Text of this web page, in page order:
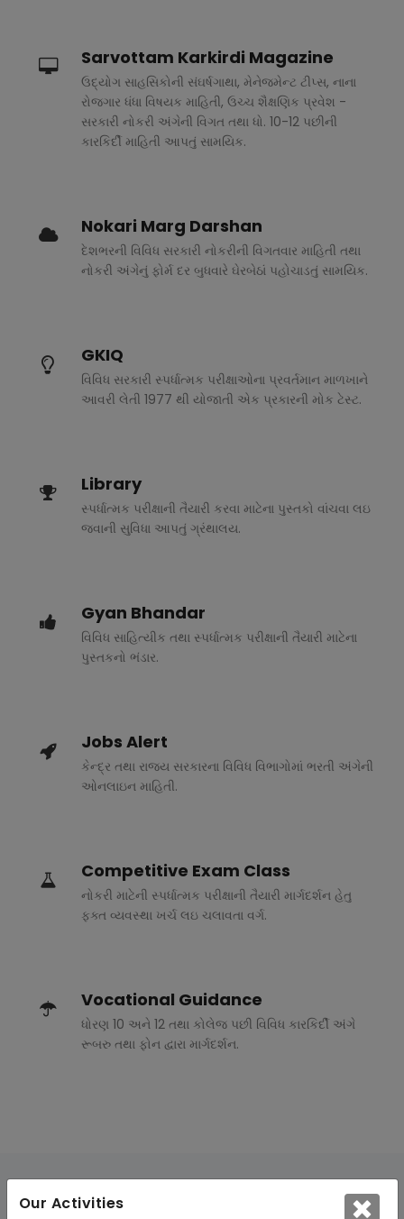
Our Activities
Sarvottam Karkirdi Magazine
ઉદ્યોગ સાહસિકોની સંઘર્ષગાથા, મેનેજમેન્ટ ટીપ્સ, નાના
રોજગાર ધંધા વિષયક માહિતી, ઉચ્ચ શૈક્ષણિક પ્રવેશ -
સરકારી નોકરી અંગેની વિગત તથા ધો. 10-12 પછીની
કારકિર્દી માહિતી આપતું સામયિક.
Nokari Marg Darshan
દેશભરની વિવિધ સરકારી નોકરીની વિગતવાર માહિતી તથા
નોકરી અંગેનું ફોર્મ દર બુધવારે ઘેરબેઠાં પહોચાડતું સામયિક.
GKIQ
વિવિધ સરકારી સ્પર્ધાત્મક પરીક્ષાઓના પ્રવર્તમાન માળખાને
આવરી લેતી 1977 થી યોજાતી એક પ્રકારની મોક ટેસ્ટ.
Library
સ્પર્ધાત્મક પરીક્ષાની તૈયારી કરવા માટેના પુસ્તકો વાંચવા લઇ
જવાની સુવિધા આપતું ગ્રંથાલય.
Gyan Bhandar
વિવિધ સાહિત્યીક તથા સ્પર્ધાત્મક પરીક્ષાની તૈયારી માટેના
પુસ્તકનો ભંડાર.
Jobs Alert
કેન્દ્ર તથા રાજ્ય સરકારના વિવિધ વિભાગોમાં ભરતી અંગેની
ઓનલાઇન માહિતી.
Competitive Exam Class
નોકરી માટેની સ્પર્ધાત્મક પરીક્ષાની તૈયારી માર્ગદર્શન હેતુ
ફક્ત વ્યવસ્થા ખર્ચ લઇ ચલાવતા વર્ગ.
Vocational Guidance
ધોરણ 10 અને 12 તથા કોલેજ પછી વિવિધ કારકિર્દી અંગે
રૂબરુ તથા ફોન દ્વારા માર્ગદર્શન.